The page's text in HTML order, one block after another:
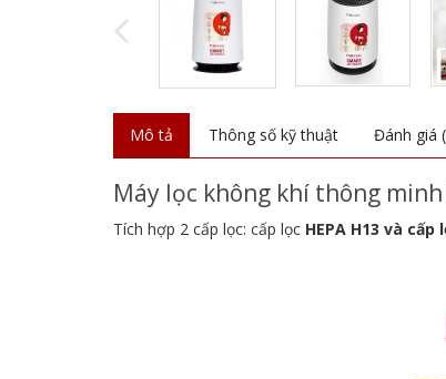
Mô tả Thông số kỹ thuật Đánh giá
Máy lọc không khí thông minh
Tích hợp 2 cấp lọc: cấp lọc HEPA H13 và